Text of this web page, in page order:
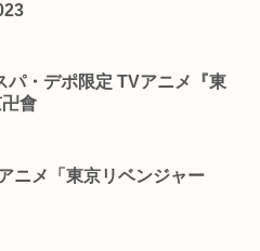
パ・デポ限定 TVアニメ『東
會
ニメ「東京リベンジャー